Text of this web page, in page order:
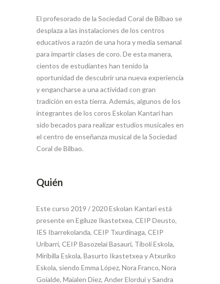
El profesorado de la Sociedad Coral de Bilbao se
desplaza a las instalaciones de los centros
educativos a razón de una hora y media semanal
para impartir clases de coro. De esta manera,
cientos de estudiantes han tenido la
oportunidad de descubrir una nueva experiencia
y engancharse a una actividad con gran
tradición en esta tierra. Además, algunos de los
integrantes de los coros Eskolan Kantari han
sido becados para realizar estudios musicales en
el centro de enseñanza musical de la Sociedad
Coral de Bilbao.
Quién
Este curso 2019 / 2020 Eskolan Kantari está
presente en Egiluze Ikastetxea, CEIP Deusto,
IES Ibarrekolanda, CEIP Txurdinaga, CEIP
Uribarri, CEIP Basozelai Basauri, Tiboli Eskola,
Miribilla Eskola, Basurto Ikastetxea y Atxuriko
Eskola, siendo Emma López, Nora Franco, Nora
Goialde, Maialen Díez, Ander Elordui y Sandra